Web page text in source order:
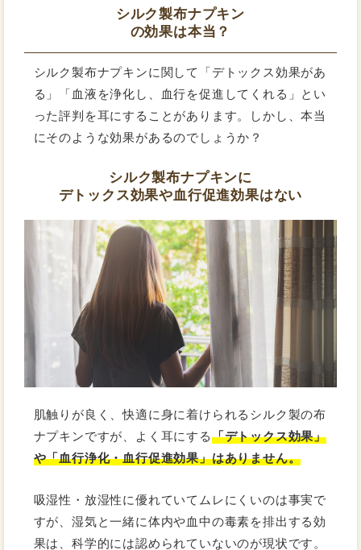
シルク製布ナプキン
の効果は本当？
シルク製布ナプキンに関して「デトックス効果があ
る」「血液を浄化し、血行を促進してくれる」とい
った評判を耳にすることがあります。しかし、本当
にそのような効果があるのでしょうか？
シルク製布ナプキンに
デトックス効果や血行促進効果はない
肌触りが良く、快適に身に着けられるシルク製の布
ナプキンですが、よく耳にする「デトックス効果」
や「血行浄化・血行促進効果」はありません。
吸湿性・放湿性に優れていてムレにくいのは事実で
すが、湿気と一緒に体内や血中の毒素を排出する効
果は、科学的には認められていないのが現状です。